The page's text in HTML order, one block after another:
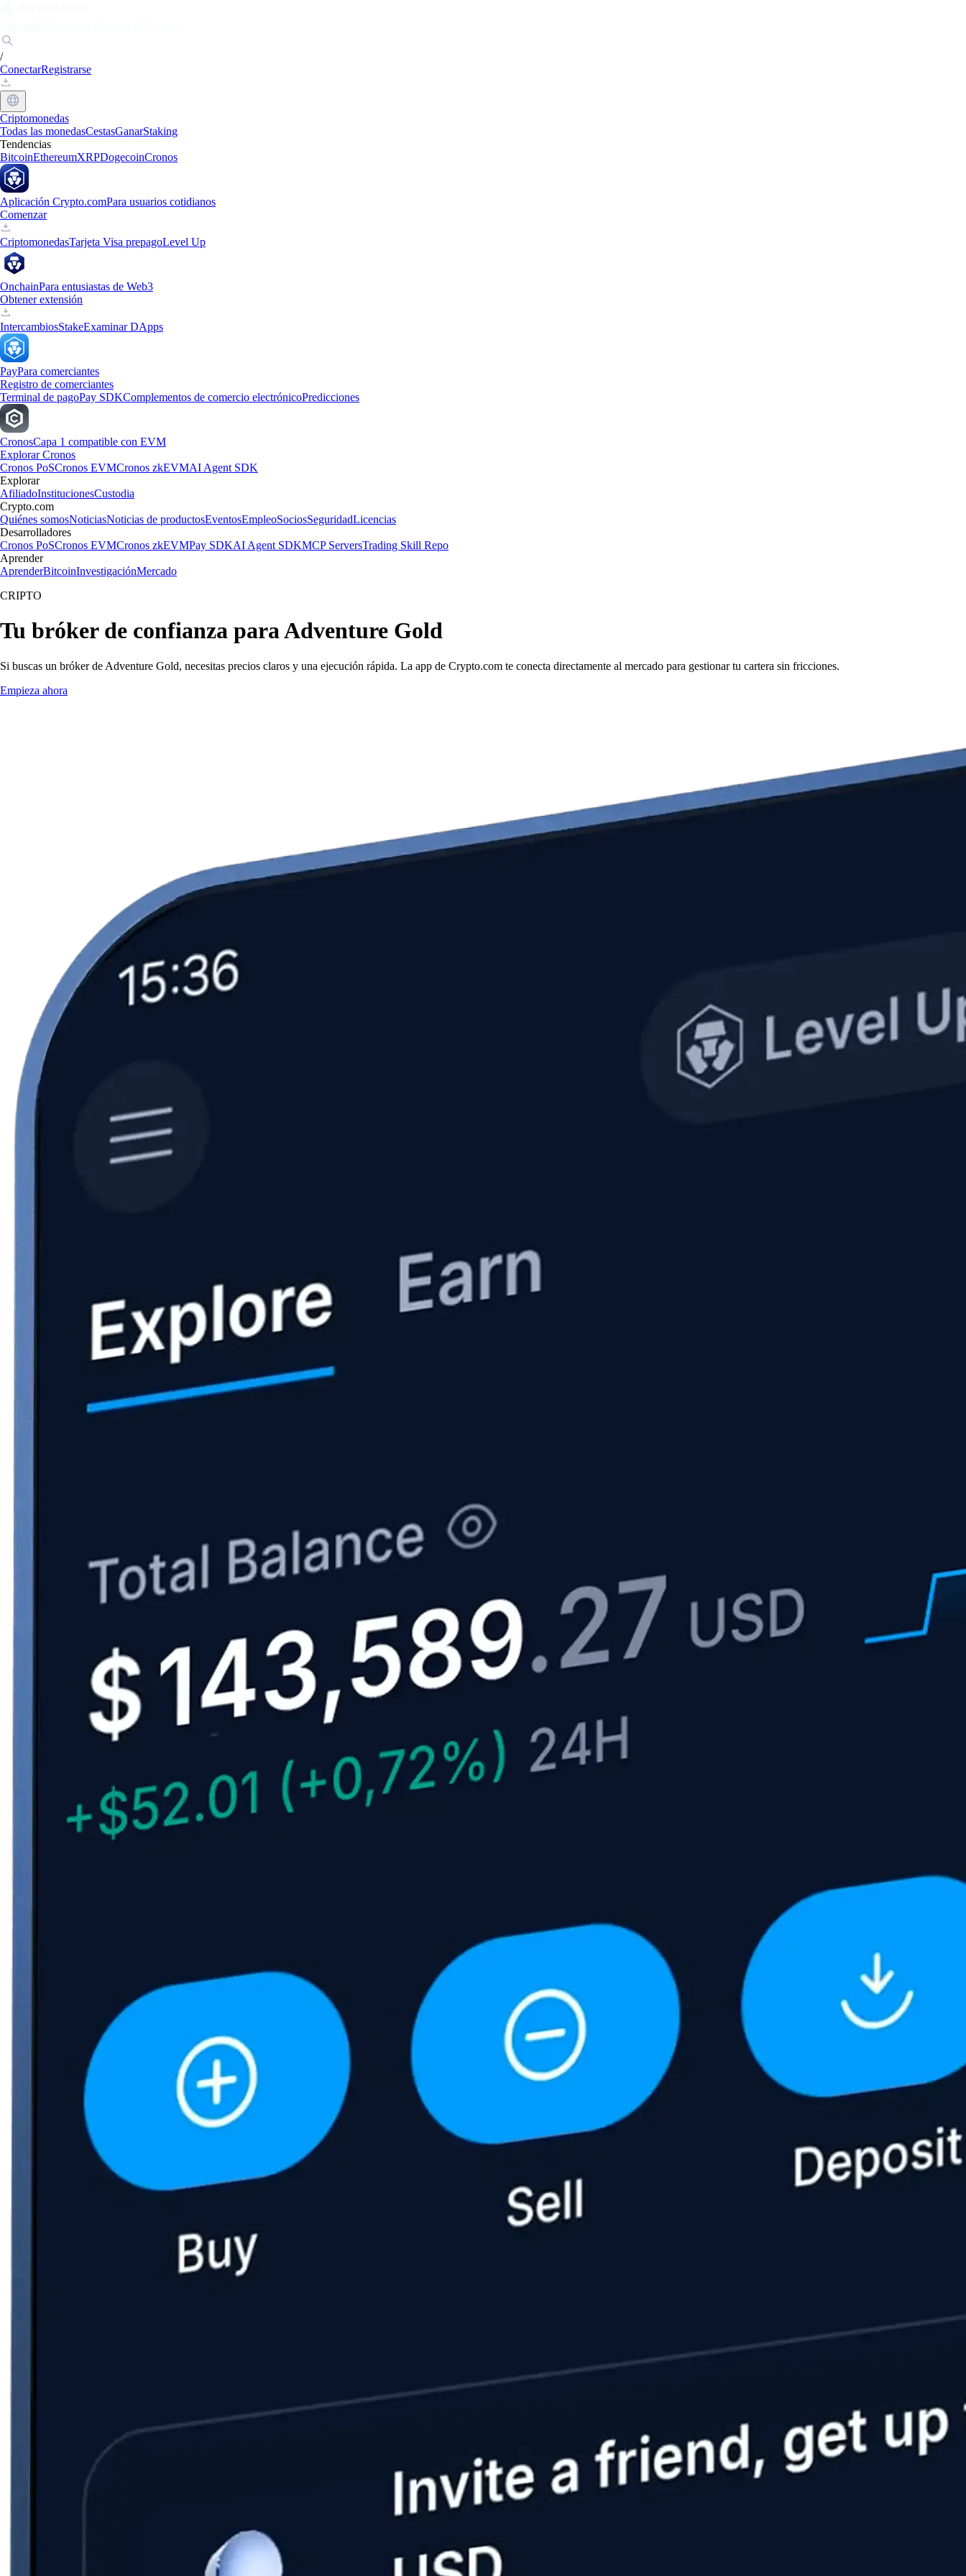
/
ConectarRegistrarse
Criptomonedas
Todas las monedasCestasGanarStaking
Tendencias
BitcoinEthereumXRPDogecoinCronos
Aplicación Crypto.comPara usuarios cotidianos
Comenzar
CriptomonedasTarjeta Visa prepagoLevel Up
OnchainPara entusiastas de Web3
Obtener extensión
IntercambiosStakeExaminar DApps
PayPara comerciantes
Registro de comerciantes
Terminal de pagoPay SDKComplementos de comercio electrónicoPredicciones
CronosCapa 1 compatible con EVM
Explorar Cronos
Cronos PoSCronos EVMCronos zkEVMAI Agent SDK
Explorar
AfiliadoInstitucionesCustodia
Crypto.com
Quiénes somosNoticiasNoticias de productosEventosEmpleoSociosSeguridadLicencias
Desarrolladores
Cronos PoSCronos EVMCronos zkEVMPay SDKAI Agent SDKMCP ServersTrading Skill Repo
Aprender
AprenderBitcoinInvestigaciónMercado
CRIPTO
Tu bróker de confianza para Adventure Gold
Si buscas un bróker de Adventure Gold, necesitas precios claros y una ejecución rápida. La app de Crypto.com te conecta directamente al mercado para gestionar tu cartera sin fricciones.
Empieza ahora